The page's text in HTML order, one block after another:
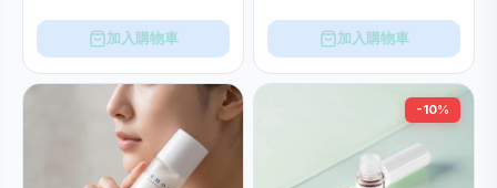
加入購物車 加入購物車
-10%